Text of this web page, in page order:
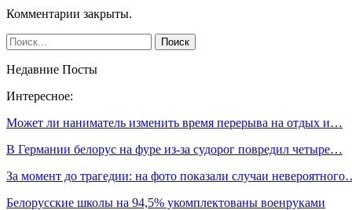
Комментарии закрыты.
Недавние Посты
Интересное:
Может ли наниматель изменить время перерыва на отдых и…
В Германии белорус на фуре из-за судорог повредил четыре…
За момент до трагедии: на фото показали случаи
Белорусские школы на 94,5% укомплектованы военруками